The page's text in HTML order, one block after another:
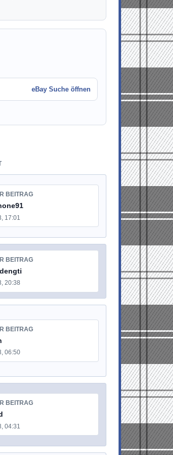
eBay Suche öffnen
BEITRAG
17:01
BEITRAG
20:38
BEITRAG
06:50
BEITRAG
04:31